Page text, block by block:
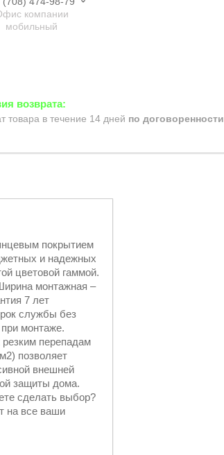
компании
мобильный
товара в течение 14 дней по договоренности
покрытием
и надежных
цветовой гаммой.
монтажная –
7 лет
службы без
монтаже.
перепадам
позволяет
внешней
защиты дома.
сделать выбор?
на все ваши